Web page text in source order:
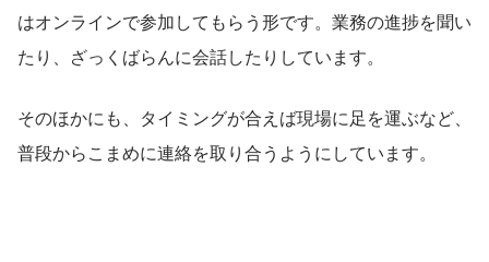
はオンラインで参加してもらう形です。業務の進捗を聞い
たり、ざっくばらんに会話したりしています。
そのほかにも、タイミングが合えば現場に足を運ぶなど、
普段からこまめに連絡を取り合うようにしています。